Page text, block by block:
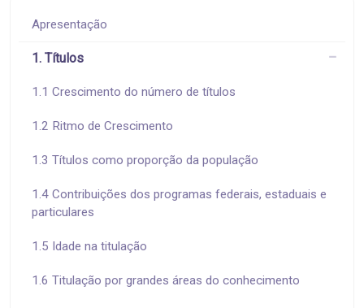
Apresentação
1. Títulos
1.1 Crescimento do número de títulos
1.2 Ritmo de Crescimento
1.3 Títulos como proporção da população
1.4 Contribuições dos programas federais, estaduais e
particulares
1.5 Idade na titulação
1.6 Titulação por grandes áreas do conhecimento